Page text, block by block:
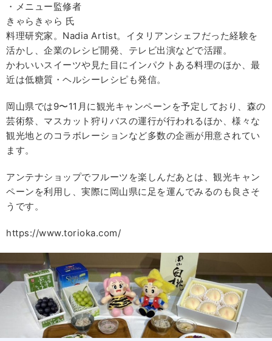
・メニュー監修者
きゃらきゃら 氏
料理研究家。Nadia Artist。イタリアンシェフだった経験を
活かし、企業のレシピ開発、テレビ出演などで活躍。
かわいいスイーツや見た目にインパクトある料理のほか、最
近は低糖質・ヘルシーレシピも発信。
岡山県では9〜11月に観光キャンペーンを予定しており、森の
芸術祭、マスカット狩りバスの運行が行われるほか、様々な
観光地とのコラボレーションなど多数の企画が用意されてい
ます。
アンテナショップでフルーツを楽しんだあとは、観光キャン
ペーンを利用し、実際に岡山県に足を運んでみるのも良さそ
うです。
https://www.torioka.com/